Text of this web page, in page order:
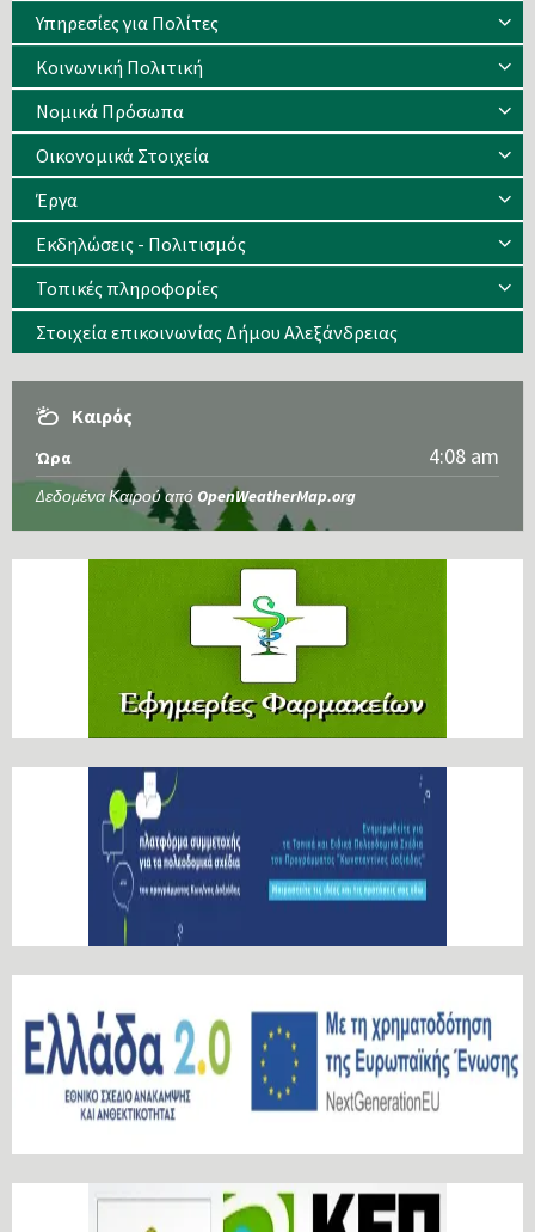
Υπηρεσίες για Πολίτες
Κοινωνική Πολιτική
Νομικά Πρόσωπα
Οικονομικά Στοιχεία
Έργα
Εκδηλώσεις - Πολιτισμός
Τοπικές πληροφορίες
Στοιχεία επικοινωνίας Δήμου Αλεξάνδρειας
Καιρός
Ώρα 4:08 am
Δεδομένα Καιρού από OpenWeatherMap.org